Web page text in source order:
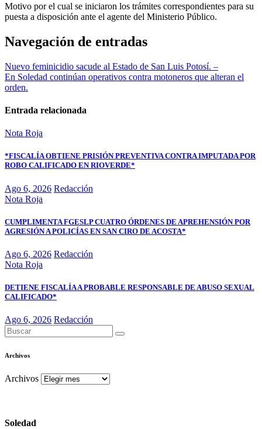
Motivo por el cual se iniciaron los trámites correspondientes para su
puesta a disposición ante el agente del Ministerio Público.
Navegación de entradas
Nuevo feminicidio sacude al Estado de San Luis Potosí. –
En Soledad continúan operativos contra motoneros que alteran el
orden.
Entrada relacionada
Nota Roja
*FISCALÍA OBTIENE PRISIÓN PREVENTIVA CONTRA IMPUTADA POR
ROBO CALIFICADO EN RIOVERDE*
Ago 6, 2026 Redacción
Nota Roja
CUMPLIMENTA FGESLP CUATRO ÓRDENES DE APREHENSIÓN POR
AGRESIÓN A POLICÍAS EN SAN CIRO DE ACOSTA*
Ago 6, 2026 Redacción
Nota Roja
DETIENE FISCALÍA A PROBABLE RESPONSABLE DE ABUSO SEXUAL
CALIFICADO*
Ago 6, 2026 Redacción
Archivos
Archivos
Soledad